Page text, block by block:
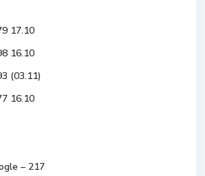
17.10
16.10
(03.11)
16.10
– 217